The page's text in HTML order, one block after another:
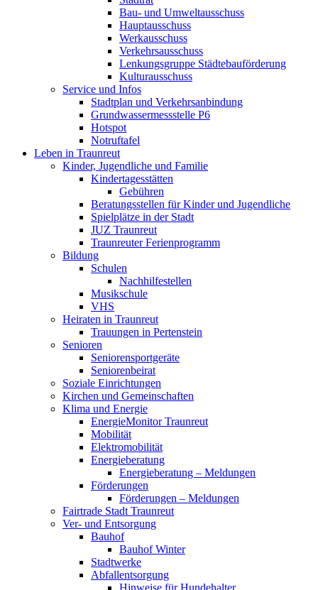
Bau- und Umweltausschuss
Hauptausschuss
Werkausschuss
Verkehrsausschuss
Lenkungsgruppe Städtebauförderung
Kulturausschuss
Service und Infos
Stadtplan und Verkehrsanbindung
Grundwassermessstelle P6
Hotspot
Notruftafel
Leben in Traunreut
Kinder, Jugendliche und Familie
Kindertagesstätten
Gebühren
Beratungsstellen für Kinder und Jugendliche
Spielplätze in der Stadt
JUZ Traunreut
Traunreuter Ferienprogramm
Bildung
Schulen
Nachhilfestellen
Musikschule
VHS
Heiraten in Traunreut
Trauungen in Pertenstein
Senioren
Seniorensportgeräte
Seniorenbeirat
Soziale Einrichtungen
Kirchen und Gemeinschaften
Klima und Energie
EnergieMonitor Traunreut
Mobilität
Elektromobilität
Energieberatung
Energieberatung – Meldungen
Förderungen
Förderungen – Meldungen
Fairtrade Stadt Traunreut
Ver- und Entsorgung
Bauhof
Bauhof Winter
Stadtwerke
Abfallentsorgung
Hinweise für Hundehalter